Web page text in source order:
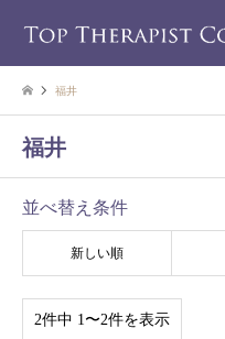
福井
福井
並べ替え条件
新しい順
2件中 1〜2件を表示